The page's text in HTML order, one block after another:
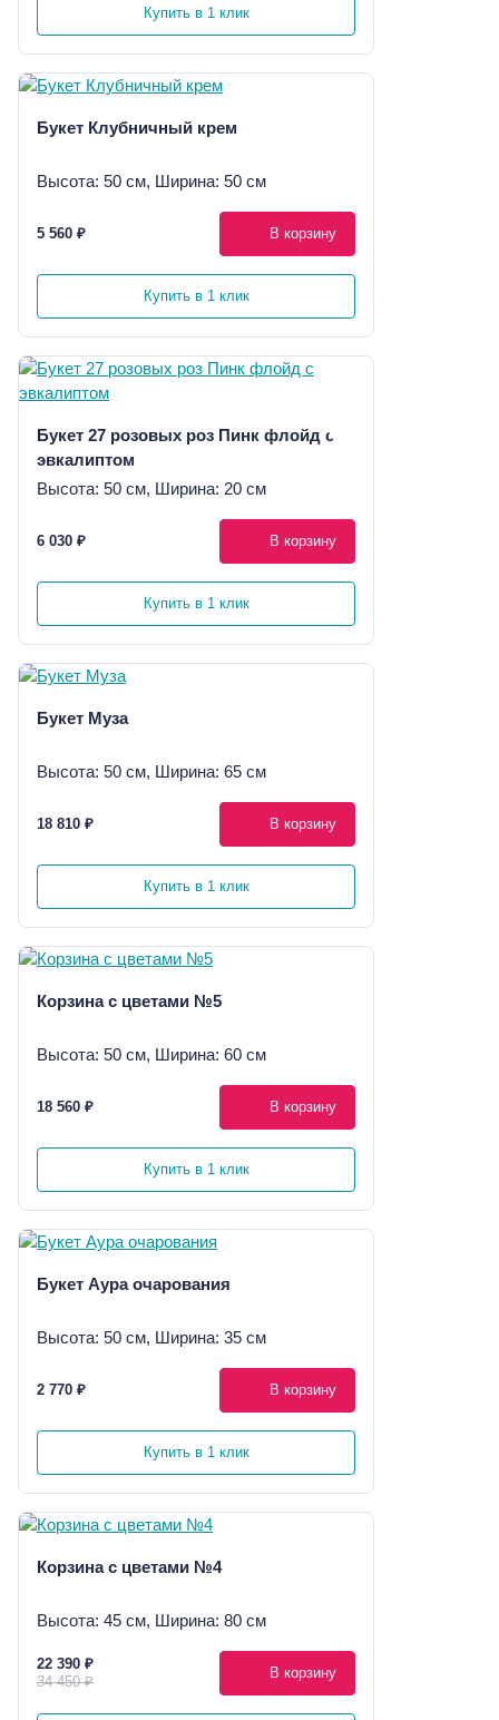
Купить в 1 клик
Букет Клубничный крем
Высота: 50 см, Ширина: 50 см
5 560 ₽ В корзину
Купить в 1 клик
Букет 27 розовых роз Пинк флойд с
эвкалиптом
Высота: 50 см, Ширина: 20 см
6 030 ₽ В корзину
Купить в 1 клик
Букет Муза
Высота: 50 см, Ширина: 65 см
18 810 ₽ В корзину
Купить в 1 клик
Корзина с цветами №5
Высота: 50 см, Ширина: 60 см
18 560 ₽ В корзину
Купить в 1 клик
Букет Аура очарования
Высота: 50 см, Ширина: 35 см
2 770 ₽ В корзину
Купить в 1 клик
Корзина с цветами №4
Высота: 45 см, Ширина: 80 см
22 390 ₽
34 450 ₽
В корзину